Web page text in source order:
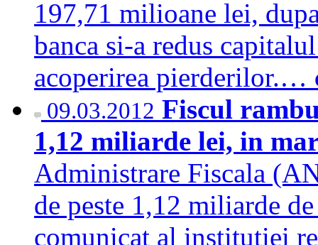
197,71 milioane lei,
banca si-a redus
acoperirea pierderilor.…
09.03.2012 Fiscul
1,12 miliarde lei, in
Administrare Fiscala
de peste 1,12 miliarde
comunicat al institutiei